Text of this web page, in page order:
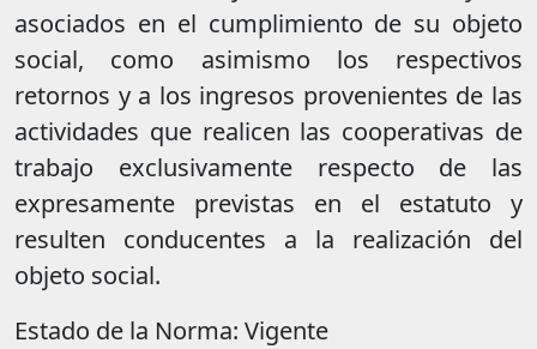
asociados en el cumplimiento de su objeto
social, como asimismo los respectivos
retornos y a los ingresos provenientes de las
actividades que realicen las cooperativas de
trabajo exclusivamente respecto de las
expresamente previstas en el estatuto y
resulten conducentes a la realización del
objeto social.
Estado de la Norma: Vigente